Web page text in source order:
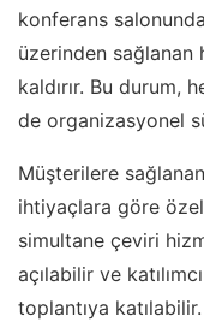
konferans
üzerinden
kaldırır. Bu durum,
de organizasyonel
Müşterilere
ihtiyaçlara göre
simultane çeviri
açılabilir ve
toplantıya